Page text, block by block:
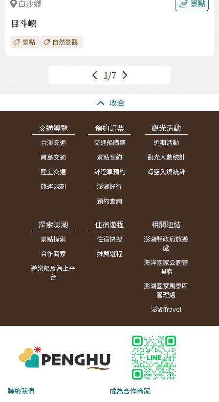
白沙鄉 景點
目斗嶼
景點 自然景觀
<<
一
頁
1/7 下
頁
>>
收合
交通導覽
台澎交通
跨島交通
陸上交通
旅運規劃
預約訂票
交通船購票
景點預約
計程車預約
澎湖好行
預約查詢
觀光活動
近期活動
觀光人數統計
海空入境統計
探索澎湖
景點探索
合作商家
遊樂船及海上平
台
住宿遊程
住宿快搜
推薦遊程
相關連結
澎湖縣政府旅遊
處
海洋國家公園管
理處
澎湖國家風景區
管理處
澎湖Travel
聯絡我們
成為合作商家